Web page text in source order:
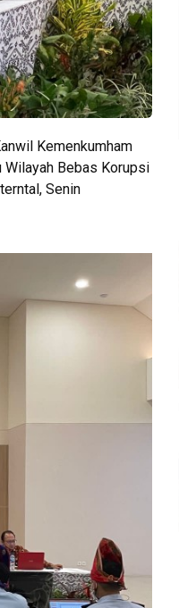
Kemenkumham
Wilayah Bebas Korupsi
Senin